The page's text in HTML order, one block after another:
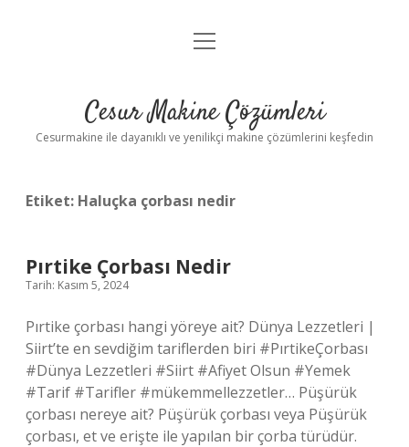
Anasayfa
Yasal Uyarı
menüyü
Cesur Makine Çözümleri
Cesurmakine ile dayanıklı ve yenilikçi makine çözümlerini keşfedin
Etiket: Haluçka çorbası nedir
Pırtike Çorbası Nedir
Tarih: Kasım 5, 2024
Pırtike çorbası hangi yöreye ait? Dünya Lezzetleri |
Siirt’te en sevdiğim tariflerden biri #PırtikeÇorbası
#Dünya Lezzetleri #Siirt #Afiyet Olsun #Yemek
#Tarif #Tarifler #mükemmellezzetler… Püşürük
çorbası nereye ait? Püşürük çorbası veya Püşürük
çorbası, et ve erişte ile yapılan bir çorba türüdür.